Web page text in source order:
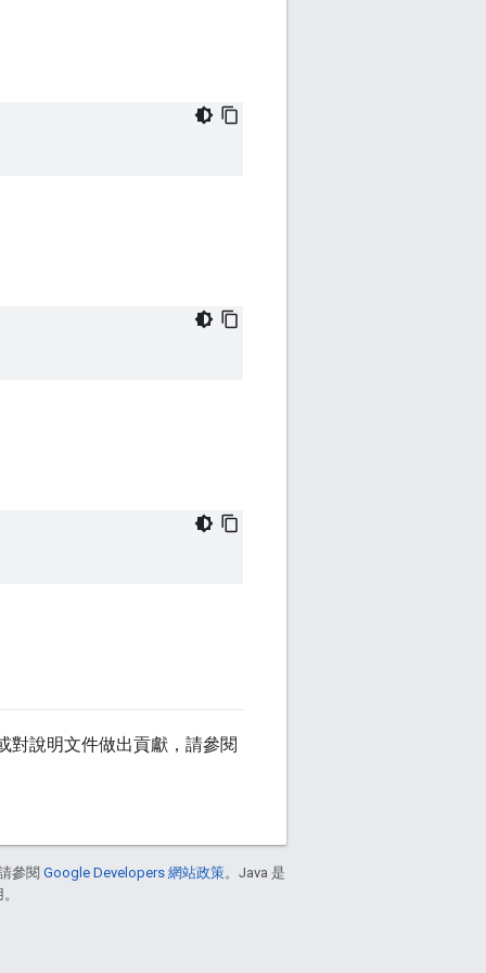
對說明文件做出貢獻，請參閱
參閱 Google Developers 網站政策。Java 是